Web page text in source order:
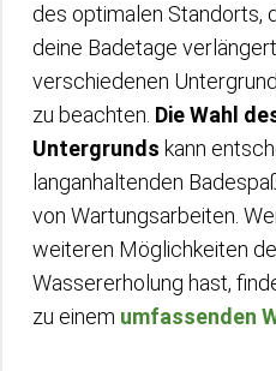
des optimalen Standorts,
deine Badetage
verschiedenen
zu beachten. Die Wahl
Untergrunds kann
langanhaltenden
von Wartungsarbeiten.
weiteren Möglichkeiten
Wassererholung hast,
zu einem umfassenden